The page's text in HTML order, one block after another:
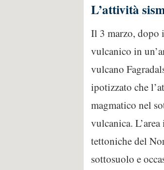
L’attività
Il 3 marzo, dopo
vulcanico in
vulcano
ipotizzato che
magmatico nel
vulcanica.
tettoniche del
sottosuolo e